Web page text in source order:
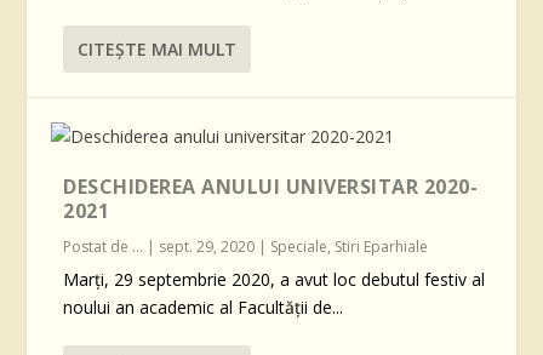
CITEŞTE MAI MULT
DESCHIDEREA ANULUI UNIVERSITAR 2020-
2021
Postat de ... | sept. 29, 2020 | Speciale, Stiri Eparhiale
Marți, 29 septembrie 2020, a avut loc debutul festiv al
noului an academic al Facultății de...